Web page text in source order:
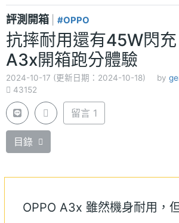
評測開箱 #OPPO
抗摔耐用還有45W閃
A3x開箱跑分體驗
2024-10-17 (更新日期：2024-10-18) by
43152
留言 1
目錄
OPPO A3x 雖然機身耐用，